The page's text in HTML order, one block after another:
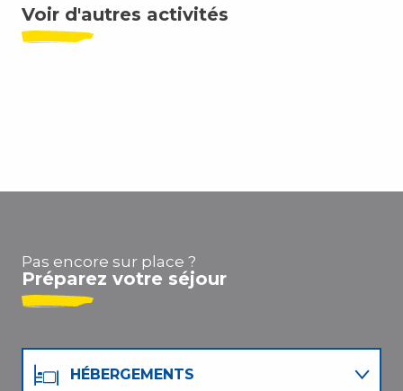
Voir d'autres activités
Pas encore sur place ?
Préparez votre séjour
HÉBERGEMENTS